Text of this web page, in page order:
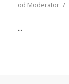
od Moderator
...